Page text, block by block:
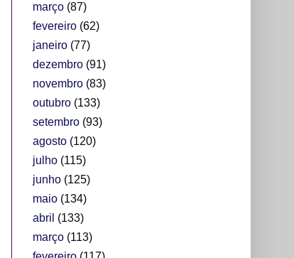
março(87)
fevereiro(62)
janeiro(77)
dezembro(91)
novembro(83)
outubro(133)
setembro(93)
agosto(120)
julho(115)
junho(125)
maio(134)
abril (133)
março(113)